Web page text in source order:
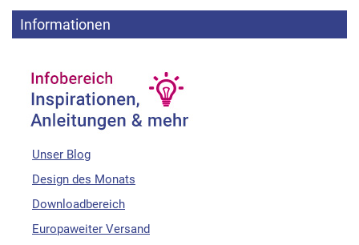
Informationen
Unser Blog
Design des Monats
Downloadbereich
Europaweiter Versand